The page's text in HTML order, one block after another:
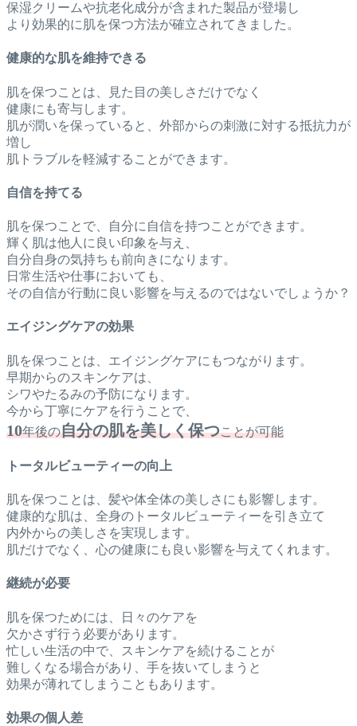
保湿クリームや抗老化成分が含まれた製品が登場し
より効果的に肌を保つ方法が確立されてきました。
健康的な肌を維持できる
肌を保つことは、見た目の美しさだけでなく
健康にも寄与します。
肌が潤いを保っていると、外部からの刺激に対する抵抗力が
増し
肌トラブルを軽減することができます。
自信を持てる
肌を保つことで、自分に自信を持つことができます。
輝く肌は他人に良い印象を与え、
自分自身の気持ちも前向きになります。
日常生活や仕事においても、
その自信が行動に良い影響を与えるのではないでしょうか？
エイジングケアの効果
肌を保つことは、エイジングケアにもつながります。
早期からのスキンケアは、
シワやたるみの予防になります。
今から丁寧にケアを行うことで、
10年後の自分の肌を美しく保つことが可能
トータルビューティーの向上
肌を保つことは、髪や体全体の美しさにも影響します。
健康的な肌は、全身のトータルビューティーを引き立て
内外からの美しさを実現します。
肌だけでなく、心の健康にも良い影響を与えてくれます。
継続が必要
肌を保つためには、日々のケアを
欠かさず行う必要があります。
忙しい生活の中で、スキンケアを続けることが
難しくなる場合があり、手を抜いてしまうと
効果が薄れてしまうこともあります。
効果の個人差